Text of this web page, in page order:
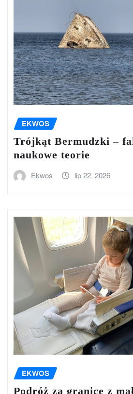
EKWOS
Trójkąt Bermudzki –
naukowe teorie
Ekwos lip 22, 2026
EKWOS
Podróż za granicę z